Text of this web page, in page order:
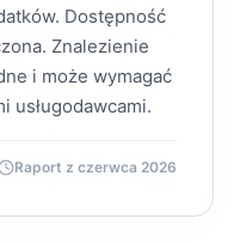
Dostępność
Znalezienie
i może wymagać
usługodawcami.
Raport z czerwca 2026